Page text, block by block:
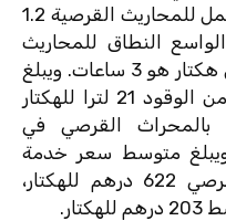
أي وحدة. يبلغ متوسط ​​عرض العمل للمحاريث القرصية 1.2
النطاق للمحاريث
ثلاثية الأجسام ووقت العمل لكل هكتار هو 3 ساعات. ويبلغ
متوسط ​​استهلاك هذه الأدوات من الوقود 21 لترا للهكتار
بالمحراث القرصي في
ويبلغ متوسط ​​سعر خدمة
الحرث باستخدام المحراث القرصي 622 درهم للهكتار،